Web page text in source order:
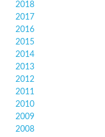
2018
2017
2016
2015
2014
2013
2012
2011
2010
2009
2008